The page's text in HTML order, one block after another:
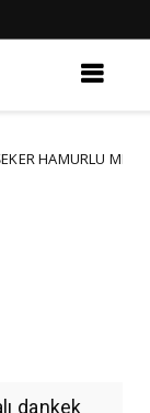
MEZUNİYET
dankek